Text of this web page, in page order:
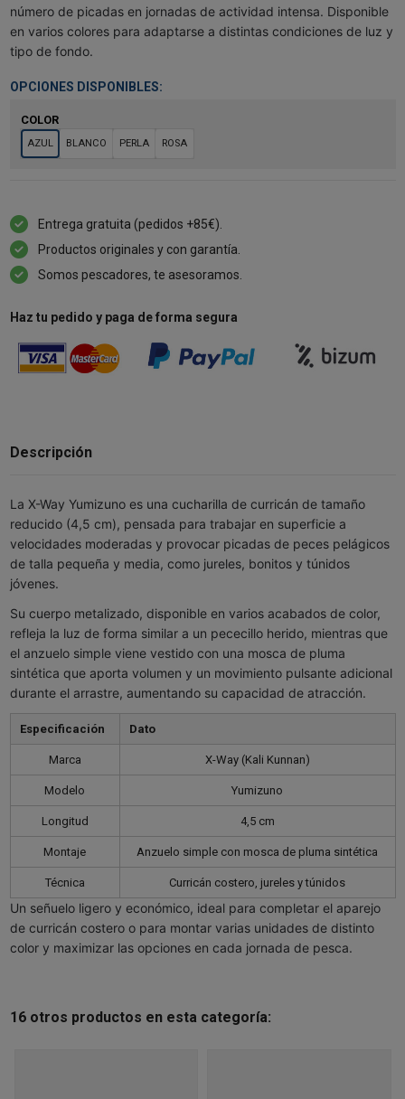
número de picadas en jornadas de actividad intensa. Disponible
en varios colores para adaptarse a distintas condiciones de luz y
tipo de fondo.
OPCIONES DISPONIBLES:
COLOR
AZUL BLANCO PERLA ROSA
Entrega gratuita (pedidos +85€).
Productos originales y con garantía.
Somos pescadores, te asesoramos.
Haz tu pedido y paga de forma segura
Descripción
La X-Way Yumizuno es una cucharilla de curricán de tamaño
reducido (4,5 cm), pensada para trabajar en superficie a
velocidades moderadas y provocar picadas de peces pelágicos
de talla pequeña y media, como jureles, bonitos y túnidos
jóvenes.
Su cuerpo metalizado, disponible en varios acabados de color,
refleja la luz de forma similar a un pececillo herido, mientras que
el anzuelo simple viene vestido con una mosca de pluma
sintética que aporta volumen y un movimiento pulsante adicional
durante el arrastre, aumentando su capacidad de atracción.
Especificación Dato
Marca X-Way (Kali Kunnan)
Modelo Yumizuno
Longitud 4,5 cm
Montaje Anzuelo simple con mosca de pluma sintética
Técnica Curricán costero, jureles y túnidos
Un señuelo ligero y económico, ideal para completar el aparejo
de curricán costero o para montar varias unidades de distinto
color y maximizar las opciones en cada jornada de pesca.
16 otros productos en esta categoría: